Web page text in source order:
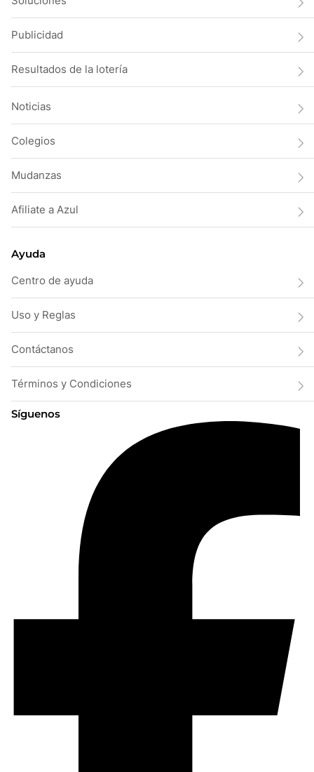
Publicidad
Resultados de la lotería
Noticias
Colegios
Mudanzas
Afiliate a Azul
Ayuda
Centro de ayuda
Uso y Reglas
Contáctanos
Términos y Condiciones
Síguenos